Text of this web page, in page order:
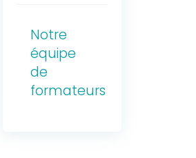
Notre
équipe
de
formateurs